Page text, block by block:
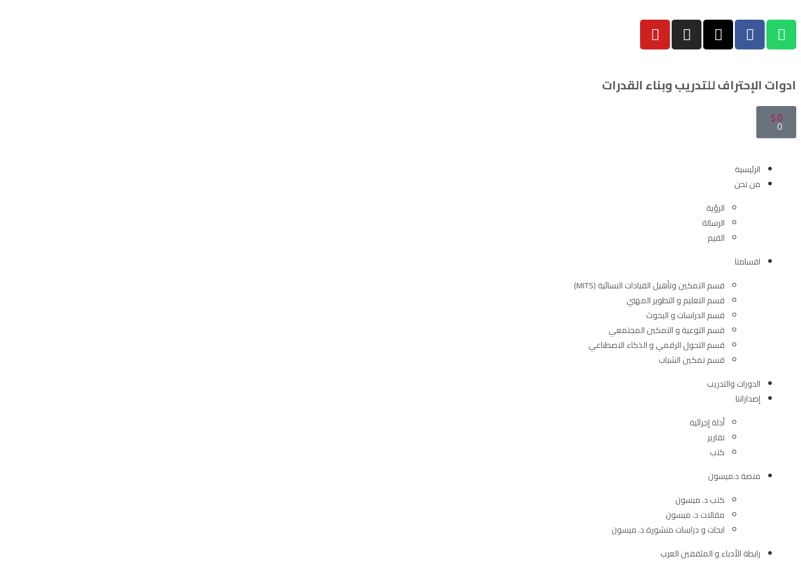
ادوات الإحتراف للتدريب وبناء القدرات
$0
0
الرئيسية
من نحن
الرؤية
الرسالة
القيم
اقسامنا
قسم التمكين وتأهيل القيادات النسائية (MITS)
قسم التعليم و التطوير المهني
قسم الدراسات و البحوث
قسم التوعية و التمكين المجتمعي
قسم التحول الرقمي و الذكاء الاصطناعي
قسم تمكين الشباب
الدورات والتدريب
إصداراتنا
أدلة إجرائية
تقارير
كتب
منصة د.ميسون
كتب د. ميسون
مقالات د. ميسون
ابحات و دراسات منشورة د. ميسون
رابطة الأدباء و المثقفين العرب